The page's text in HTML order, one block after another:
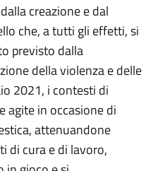
creazione e dal
che, a tutti gli effetti, si
previsto dalla
della violenza e delle
2021, i contesti di
agite in occasione di
attenuandone
di cura e di lavoro,